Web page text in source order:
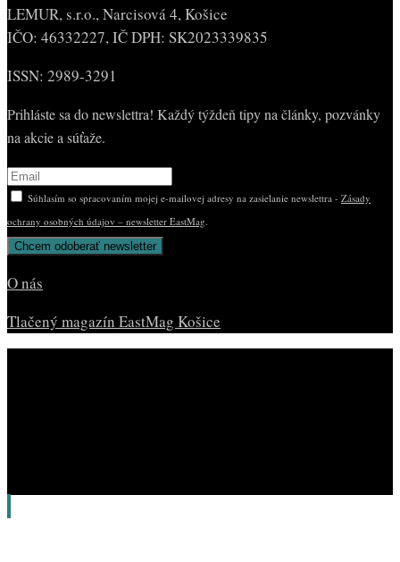
LEMUR, s.r.o., Narcisová 4, Košice
IČO: 46332227, IČ DPH: SK2023339835
ISSN: 2989-3291
Prihláste sa do newslettra! Každý týždeň tipy na články, pozvánky
na akcie a súťaže.
Súhlasím so spracovaním mojej e-mailovej adresy na zasielanie newslettra - Zásady
ochrany osobných údajov – newsletter EastMag.
O nás
Tlačený magazín EastMag Košice